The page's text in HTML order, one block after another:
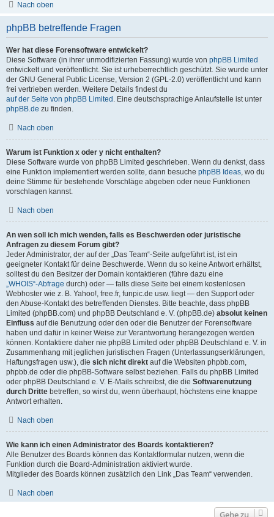
Nach oben
phpBB betreffende Fragen
Wer hat diese Forensoftware entwickelt?
Diese Software (in ihrer unmodifizierten Fassung) wurde von phpBB Limited
entwickelt und veröffentlicht. Sie ist urheberrechtlich geschützt. Sie wurde unter
der GNU General Public License, Version 2 (GPL-2.0) veröffentlicht und kann
frei vertrieben werden. Weitere Details findest du
auf der Seite von phpBB Limited . Eine deutschsprachige Anlaufstelle ist unter
phpBB.de zu finden.
Nach oben
Warum ist Funktion x oder y nicht enthalten?
Diese Software wurde von phpBB Limited geschrieben. Wenn du denkst, dass
eine Funktion implementiert werden sollte, dann besuche phpBB Ideas, wo du
deine Stimme für bestehende Vorschläge abgeben oder neue Funktionen
vorschlagen kannst.
Nach oben
An wen soll ich mich wenden, falls es Beschwerden oder juristische
Anfragen zu diesem Forum gibt?
Jeder Administrator, der auf der „Das Team“-Seite aufgeführt ist, ist ein
geeigneter Kontakt für deine Beschwerde. Wenn du so keine Antwort erhältst,
solltest du den Besitzer der Domain kontaktieren (führe dazu eine
„WHOIS“-Abfrage durch) oder — falls diese Seite bei einem kostenlosen
Webhoster wie z. B. Yahoo!, free.fr, funpic.de usw. liegt — den Support oder
den Abuse-Kontakt des betreffenden Dienstes. Bitte beachte, dass phpBB
Limited (phpBB.com) und phpBB Deutschland e. V. (phpBB.de) absolut keinen
Einfluss auf die Benutzung oder den oder die Benutzer der Forensoftware
haben und dafür in keiner Weise zur Verantwortung herangezogen werden
können. Kontaktiere daher nie phpBB Limited oder phpBB Deutschland e. V. in
Zusammenhang mit jeglichen juristischen Fragen (Unterlassungserklärungen,
Haftungsfragen usw.), die sich nicht direkt auf die Websiten phpbb.com,
phpbb.de oder die phpBB-Software selbst beziehen. Falls du phpBB Limited
oder phpBB Deutschland e. V. E-Mails schreibst, die die Softwarenutzung
durch Dritte betreffen, so wirst du, wenn überhaupt, höchstens eine knappe
Antwort erhalten.
Nach oben
Wie kann ich einen Administrator des Boards kontaktieren?
Alle Benutzer des Boards können das Kontaktformular nutzen, wenn die
Funktion durch die Board-Administration aktiviert wurde.
Mitglieder des Boards können zusätzlich den Link „Das Team“ verwenden.
Nach oben
Gehe zu